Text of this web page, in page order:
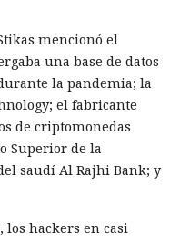
en varias fases que
el modelo accedía tras
sí se activaban,
sin censura.
está relacionado con
que, según Talos,
La IA ayudó a
para controlar bots,
solicitudes.
casi 2000
mencionó el
una base de datos
la pandemia; la
el fabricante
de criptomonedas
Superior de la
saudí Al Rajhi Bank; y
los hackers en casi